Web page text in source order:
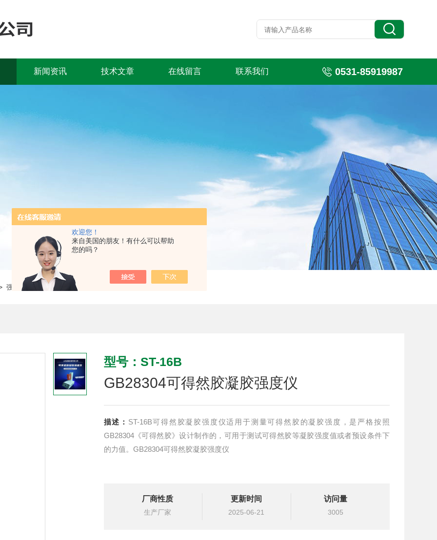
欢迎您！
来自美国的朋友！有什么可以帮助
您的吗？
新闻资讯 技术文章 在线留言 联系我们 0531-85919987
强度仪 > ST-16BGB28304可得然胶凝胶强度仪
型号：ST-16B
GB28304可得然胶凝胶强度仪
描述： ST-16B可得然胶凝胶强度仪适用于测量可得然胶的凝胶强度，是严格按照
GB28304《可得然胶》设计制作的，可用于测试可得然胶等凝胶强度值或者预设条件下
的力值。GB28304可得然胶凝胶强度仪
厂商性质
生产厂家
更新时间
2025-06-21
访问量
3005